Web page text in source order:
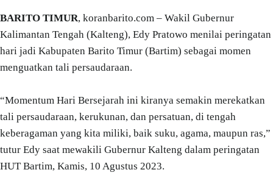
BARITO TIMUR, koranbarito.com – Wakil Gubernur
Kalimantan Tengah (Kalteng), Edy Pratowo menilai peringatan
hari jadi Kabupaten Barito Timur (Bartim) sebagai momen
menguatkan tali persaudaraan.
“Momentum Hari Bersejarah ini kiranya semakin merekatkan
tali persaudaraan, kerukunan, dan persatuan, di tengah
keberagaman yang kita miliki, baik suku, agama, maupun ras,”
tutur Edy saat mewakili Gubernur Kalteng dalam peringatan
HUT Bartim, Kamis, 10 Agustus 2023.